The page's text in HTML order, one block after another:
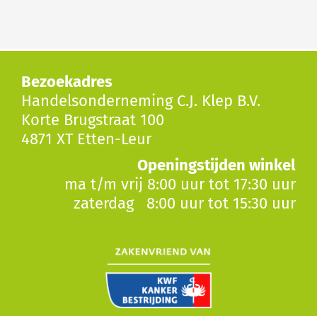
Bezoekadres
Handelsonderneming C.J. Klep B.V.
Korte Brugstraat 100
4871 XT Etten-Leur
Openingstijden winkel
ma t/m vrij 8:00 uur tot 17:30 uur
zaterdag 8:00 uur tot 15:30 uur